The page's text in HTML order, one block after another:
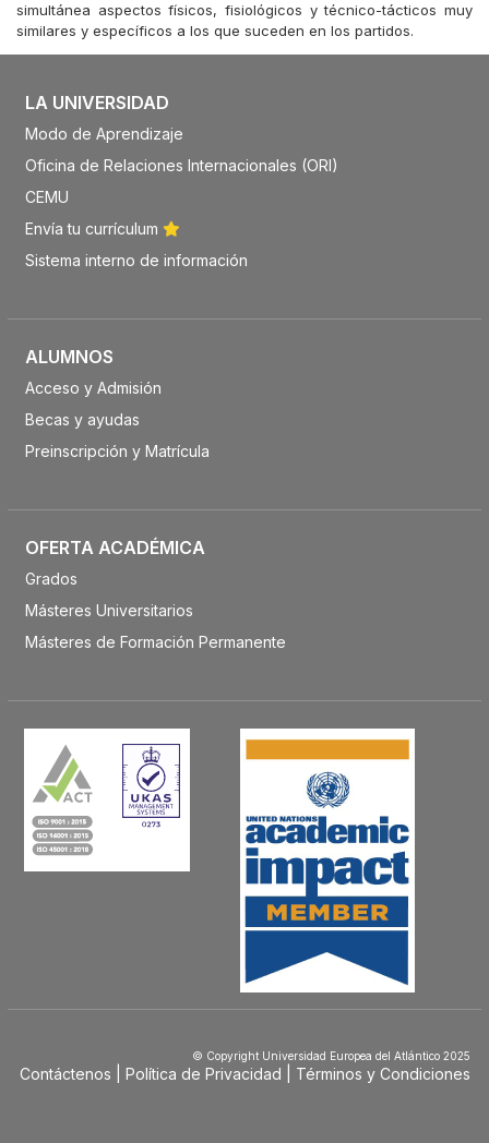
simultánea aspectos físicos, fisiológicos y técnico-tácticos muy
similares y específicos a los que suceden en los partidos.
LA UNIVERSIDAD
Modo de Aprendizaje
Oficina de Relaciones Internacionales (ORI)
CEMU
Envía tu currículum
Sistema interno de información
ALUMNOS
Acceso y Admisión
Becas y ayudas
Preinscripción y Matrícula
OFERTA ACADÉMICA
Grados
Másteres Universitarios
Másteres de Formación Permanente
© Copyright Universidad Europea del Atlántico 2025
Contáctenos Política de Privacidad Términos y Condiciones